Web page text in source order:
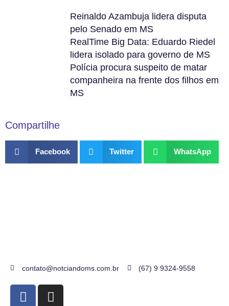
Reinaldo Azambuja lidera disputa
pelo Senado em MS
RealTime Big Data: Eduardo Riedel
lidera isolado para governo de MS
Polícia procura suspeito de matar
companheira na frente dos filhos em
MS
Compartilhe
Facebook Twitter WhatsApp
contato@notciandoms.com.br (67) 9 9324-9558